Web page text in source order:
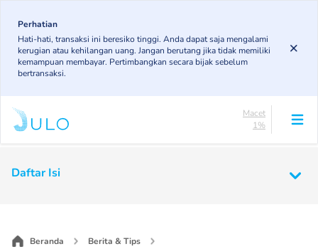
main
content
Perhatian
Hati-hati, transaksi ini beresiko tinggi. Anda dapat saja mengalami
kerugian atau kehilangan uang. Jangan berutang jika tidak memiliki
kemampuan membayar. Pertimbangkan secara bijak sebelum
bertransaksi.
Main
5.78%
KL
4.96%
Macet
1%
Daftar Isi
Beranda
Berita & Tips